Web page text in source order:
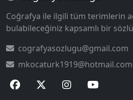
Coğrafya ile ilgili tüm terimlerin
bulabileceğiniz kapsamlı bir
cografyasozlugu@gmail.com
mkocaturk1919@hotmail.com